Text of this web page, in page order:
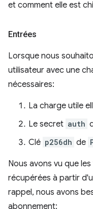
et comment elle est
Entrées
Lorsque nous
utilisateur avec une
nécessaires:
La charge utile
Le secret auth
Clé p256dh de
Nous avons vu que les
récupérées à partir
rappel, nous avons
abonnement: